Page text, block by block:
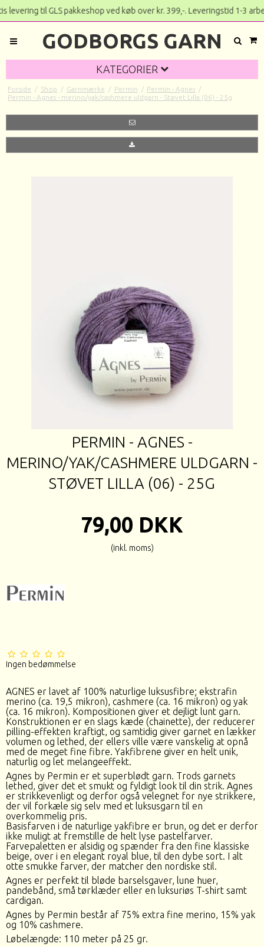
til GLS pakkeshop ved køb over kr. 399,-.
GODBORGS GARN
KATEGORIER
Forside / Shop / Garnmærke / Permin / Permin - Agnes /
Permin - Agnes - merino/yak/cashmere uldgarn - Støvet Lilla (06) - 25g
PERMIN - AGNES -
MERINO/YAK/CASHMERE ULDGARN -
STØVET LILLA (06) - 25G
79,00 DKK
(inkl. moms)
Ingen bedømmelse
AGNES er lavet af 100% naturlige luksusfibre; ekstrafin
merino (ca. 19,5 mikron), cashmere (ca. 16 mikron) og yak
(ca. 16 mikron). Kompositionen giver et dejligt lunt garn.
Konstruktionen er en slags kæde (chainette), der reducerer
pilling-effekten kraftigt, og samtidig giver garnet en lækker
volumen og lethed, der ellers ville være vanskelig at opnå
med de meget fine fibre. Yakfibrene giver en helt unik,
naturlig og let melangeeffekt.
Agnes by Permin er et superblødt garn. Trods garnets
lethed, giver det et smukt og fyldigt look til din strik. Agnes
er strikkevenligt og derfor også velegnet for nye strikkere,
der vil forkæle sig selv med et luksusgarn til en
overkommelig pris.
Basisfarven i de naturlige yakfibre er brun, og det er derfor
ikke muligt at fremstille de helt lyse pastelfarver.
Farvepaletten er alsidig og spænder fra den fine klassiske
beige, over i en elegant royal blue, til den dybe sort. I alt
otte smukke farver, der matcher den nordiske stil.
Agnes er perfekt til bløde barselsgaver, lune huer,
pandebånd, små tørklæder eller en luksuriøs T-shirt samt
cardigan.
Agnes by Permin består af 75% extra fine merino, 15% yak
og 10% cashmere.
Løbelængde: 110 meter på 25 gr.